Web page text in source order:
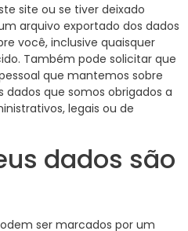
site ou se tiver deixado
arquivo exportado dos dados
você, inclusive quaisquer
Também pode solicitar que
que mantemos sobre
dados que somos obrigados a
legais ou de
dados são
ser marcados por um